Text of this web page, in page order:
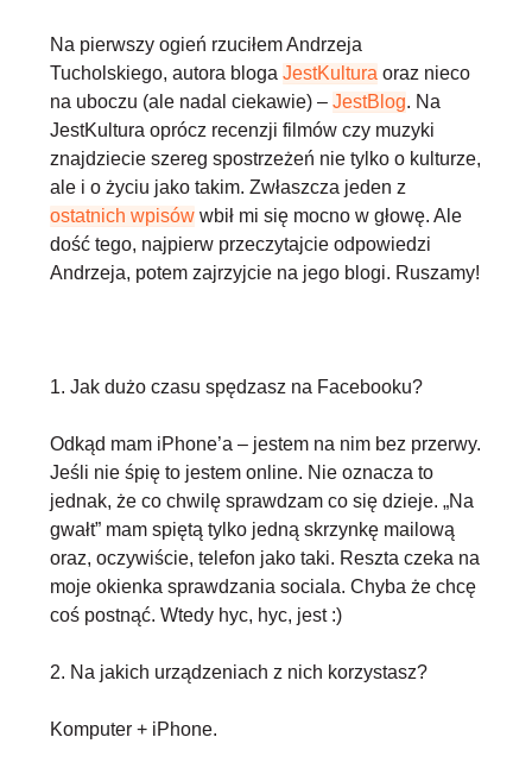
Na pierwszy ogień rzuciłem Andrzeja
Tucholskiego, autora blogaJestKultura oraz nieco
na uboczu (ale nadal ciekawie) –JestBlog. Na
JestKultura oprócz recenzji filmów czy muzyki
znajdziecie szereg spostrzeżeń nie tylko o kulturze,
ale i o życiu jako takim. Zwłaszcza jeden z
ostatnich wpisów wbił mi się mocno w głowę. Ale
dość tego, najpierw przeczytajcie odpowiedzi
Andrzeja, potem zajrzyjcie na jego blogi. Ruszamy!
1. Jak dużo czasu spędzasz na Facebooku?
Odkąd mam iPhone’a – jestem na nim bez przerwy.
Jeśli nie śpię to jestem online. Nie oznacza to
jednak, że co chwilę sprawdzam co się dzieje. „Na
gwałt” mam spiętą tylko jedną skrzynkę mailową
oraz, oczywiście, telefon jako taki. Reszta czeka na
moje okienka sprawdzania sociala. Chyba że chcę
coś postnąć. Wtedy hyc, hyc, jest :)
2. Na jakich urządzeniach z nich korzystasz?
Komputer + iPhone.